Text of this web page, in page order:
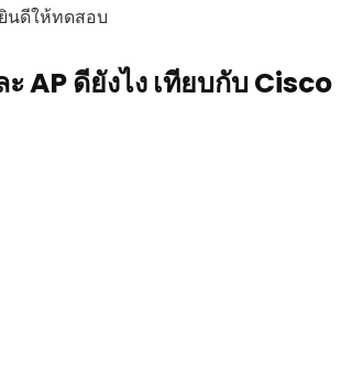
นดีให้ทดสอบ
ดียังไง เทียบกับ Cisco